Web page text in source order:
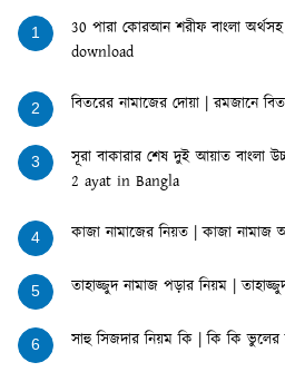
1
30 পারা কোরআন শরীফ বাংলা
download
2 বিতরের নামাজের দোয়া | রমজানে
3
সূরা বাকারার শেষ দুই আয়াত বাংলা
2 ayat in Bangla
4 কাজা নামাজের নিয়ত | কাজা নামাজ
5 তাহাজ্জুদ নামাজ পড়ার নিয়ম |
6 সাহু সিজদার নিয়ম কি | কি কি ভুলের